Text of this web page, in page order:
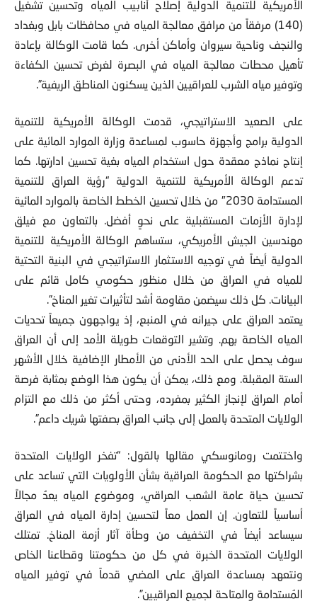
الأمريكية للتنمية الدولية إصلاح أنابيب المياه وتحسين تشغيل
(140) مرفقاً من مرافق معالجة المياه في محافظات بابل وبغداد
والنجف وناحية سيروان وأماكن أخرى. كما قامت الوكالة بإعادة
تأهيل محطات معالجة المياه في البصرة لغرض تحسين الكفاءة
وتوفير مياه الشرب للعراقيين الذين يسكنون المناطق الريفية”.
على الصعيد الاستراتيجي، قدمت الوكالة الأمريكية للتنمية
الدولية برامج وأجهزة حاسوب لمساعدة وزارة الموارد المائية على
إنتاج نماذج معقدة حول استخدام المياه بغية تحسين ادارتها. كما
تدعم الوكالة الأمريكية للتنمية الدولية “رؤية العراق للتنمية
المستدامة 2030″ من خلال تحسين الخطط الخاصة بالموارد المائية
لإدارة الأزمات المستقبلية على نحوٍ أفضل. بالتعاون مع فيلق
مهندسين الجيش الأمريكي، ستساهم الوكالة الأمريكية للتنمية
الدولية أيضاً في توجيه الاستثمار الاستراتيجي في البنية التحتية
للمياه في العراق من خلال منظور حكومي كامل قائم على
البيانات. كل ذلك سيضمن مقاومة أشد لتأثيرات تغير المناخ”.
يعتمد العراق على جيرانه في المنبع، إذ يواجهون جميعاً تحديات
المياه الخاصة بهم. وتشير التوقعات طويلة الأمد إلى أن العراق
سوف يحصل على الحد الأدنى من الأمطار الإضافية خلال الأشهر
الستة المقبلة. ومع ذلك، يمكن أن يكون هذا الوضع بمثابة فرصة
أمام العراق لإنجاز الكثير بمفرده، وحتى أكثر من ذلك مع التزام
الولايات المتحدة بالعمل إلى جانب العراق بصفتها شريك داعم”.
واختتمت رومانوسكي مقالها بالقول: “تفخر الولايات المتحدة
بشراكتها مع الحكومة العراقية بشأن الأولويات التي تساعد على
تحسين حياة عامة الشعب العراقي، وموضوع المياه يعدُ مجالاً
أساسياً للتعاون. إن العمل معاً لتحسين إدارة المياه في العراق
سيساعد أيضاً في التخفيف من وطأة آثار أزمة المناخ. تمتلك
الولايات المتحدة الخبرة في كل من حكومتنا وقطاعنا الخاص
ونتعهد بمساعدة العراق على المضي قدماً في توفير المياه
المُستدامة والمتاحة لجميع العراقيين”.